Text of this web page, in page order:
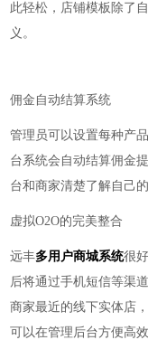
此轻松，店铺模板除了
义。
佣金自动结算系统
管理员可以设置每种产
台系统会自动结算佣金
台和商家清楚了解自己
虚拟O2O的完美整合
远丰多用户商城系统很
后将通过手机短信等渠
商家最近的线下实体店
可以在管理后台方便高